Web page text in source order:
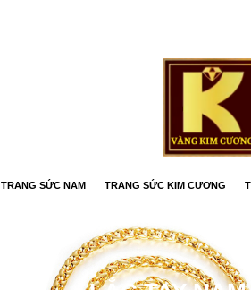
TRANG SỨC NAM TRANG SỨC KIM CƯƠNG